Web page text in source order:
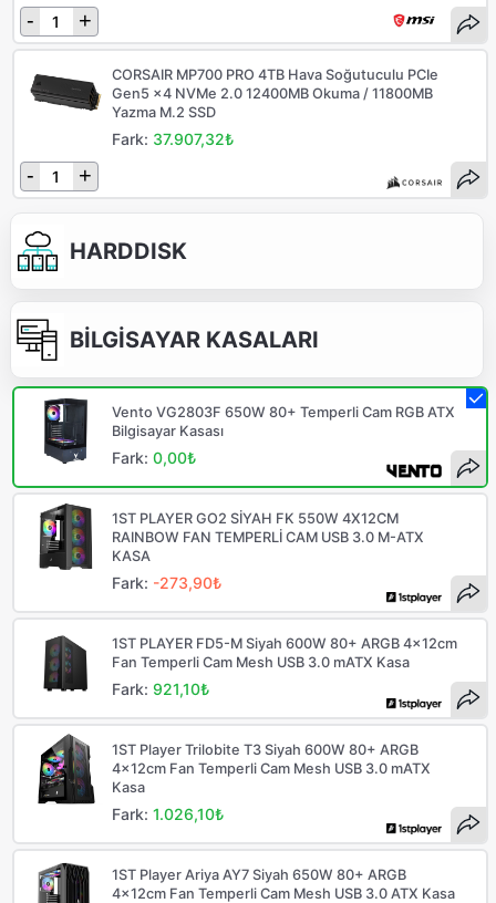
- +
CORSAIR MP700 PRO 4TB Hava Soğutuculu PCIe
Gen5 x4 NVMe 2.0 12400MB Okuma / 11800MB
Yazma M.2 SSD
Fark: 37.907,32₺
- +
HARDDISK
BİLGİSAYAR KASALARI
Vento VG2803F 650W 80+ Temperli Cam RGB ATX
Bilgisayar Kasası
Fark:0,00₺
1ST PLAYER GO2 SİYAH FK 550W 4X12CM
RAINBOW FAN TEMPERLİ CAM USB 3.0 M-ATX
KASA
Fark: -273,90₺
1ST PLAYER FD5-M Siyah 600W 80+ ARGB 4x12cm
Fan Temperli Cam Mesh USB 3.0 mATX Kasa
Fark: 921,10₺
1ST Player Trilobite T3 Siyah 600W 80+ ARGB
4x12cm Fan Temperli Cam Mesh USB 3.0 mATX
Kasa
Fark:1.026,10₺
1ST Player Ariya AY7 Siyah 650W 80+ ARGB
4x12cm Fan Temperli Cam Mesh USB 3.0 ATX Kasa